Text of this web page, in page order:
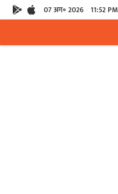
07 अग॰ 2026 11:52 PM